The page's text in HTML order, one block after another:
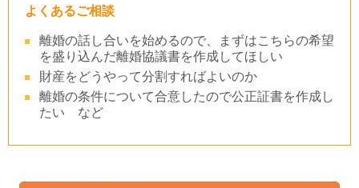
よくあるご相談
離婚の話し合いを始めるので、まずはこちらの希望
を盛り込んだ離婚協議書を作成してほしい
財産をどうやって分割すればよいのか
離婚の条件について合意したので公正証書を作成し
たい など